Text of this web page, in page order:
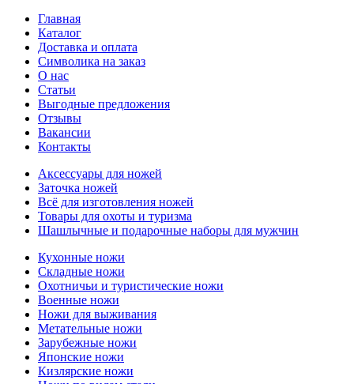
Главная
Каталог
Доставка и оплата
Символика на заказ
О нас
Статьи
Выгодные предложения
Отзывы
Вакансии
Контакты
Аксессуары для ножей
Заточка ножей
Всё для изготовления ножей
Товары для охоты и туризма
Шашлычные и подарочные наборы для мужчин
Кухонные ножи
Складные ножи
Охотничьи и туристические ножи
Военные ножи
Ножи для выживания
Метательные ножи
Зарубежные ножи
Японские ножи
Кизлярские ножи